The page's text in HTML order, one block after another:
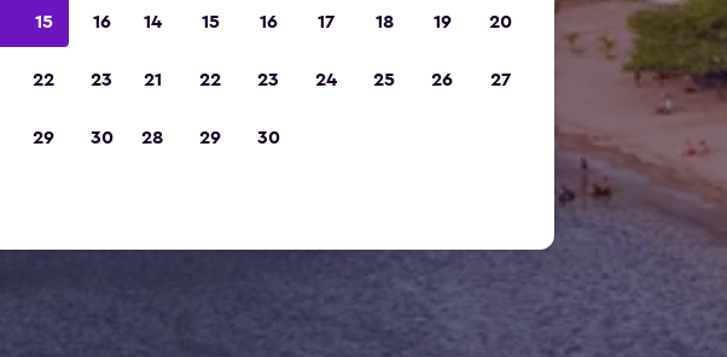
15 16
22 23
29 30
14 15 16 17 18 19 20
21 22 23 24 25 26 27
28 29 30